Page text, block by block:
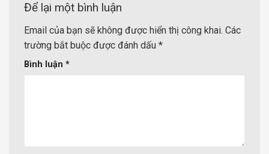
Để lại một bình luận
Email của bạn sẽ không được hiển thị công khai. Các
trường bắt buộc được đánh dấu *
Bình luận *